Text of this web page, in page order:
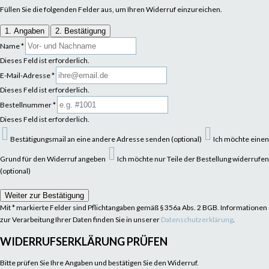
Füllen Sie die folgenden Felder aus, um Ihren Widerruf einzureichen.
1. Angaben
2. Bestätigung
Name*
Dieses Feld ist erforderlich.
E-Mail-Adresse*
Dieses Feld ist erforderlich.
Bestellnummer*
Dieses Feld ist erforderlich.
Bestätigungsmail an eine andere Adresse senden (optional) Ich möchte einen
Grund für den Widerruf angeben
Ich möchte nur Teile der Bestellung widerrufen
(optional)
Weiter zur Bestätigung
Mit * markierte Felder sind Pflichtangaben gemäß § 356a Abs. 2 BGB. Informationen
zur Verarbeitung Ihrer Daten finden Sie in unserer Datenschutzerklärung.
WIDERRUFSERKLÄRUNG PRÜFEN
Bitte prüfen Sie Ihre Angaben und bestätigen Sie den Widerruf.